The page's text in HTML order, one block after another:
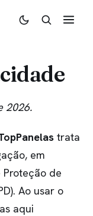
2026.
trata
em
de
Ao usar o
aqui